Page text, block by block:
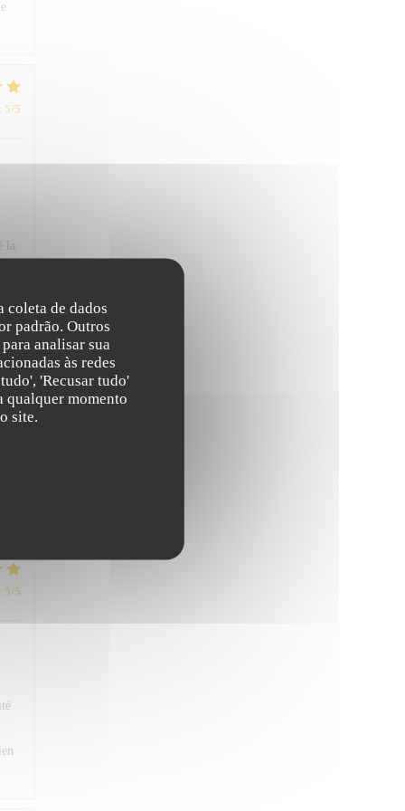
coleta de dados
padrão. Outros
analisar sua
às redes
'Recusar tudo'
qualquer momento
site.
: 5/5
la
5 /5
5/5